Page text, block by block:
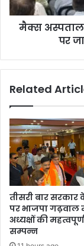
मैक्स अस्पताल
पर
Related
तीसरी बार
पर भाजपा गढ़वाल
अध्यक्षों की
सम्पन्न